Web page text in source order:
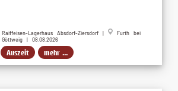
Raiffeisen-Lagerhaus Absdorf-Ziersdorf |
Furth bei
Göttweig | 08.08.2026
Auszeit mehr ...